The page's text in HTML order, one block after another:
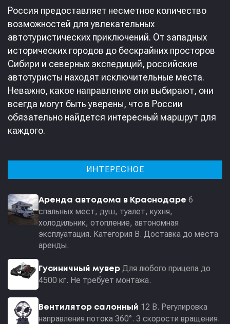
Россия предоставляет несметное количество
возможностей для увлекательных
автотуристических приключений. От западных
исторических городов до бескрайних просторов
Сибири и северных экспедиций, российские
автотуристы находят исключительные места.
Неважно, какое направление они выбирают, они
всегда могут быть уверены, что в России
обязательно найдется интересный маршрут для
каждого.
ИНТЕРЕСНОЕ
Аренда автодома в Краснодаре 6
спальных мест, душ, туалет, кухня,
холодильник, отопление, автономная
эксплуатация. Категория В. Доставка до места
аренды.
Гусиничный мувер Для любого прицепа до
4500 кг. Не требует монтажа.
Вентилятор салонный 12 В. Регулировка
направления потока 360°. 3 скорости вращения.